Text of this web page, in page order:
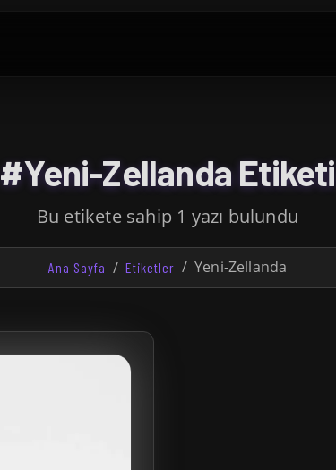
#Yeni-Zellanda Etiketi
Bu etikete sahip 1 yazı bulundu
Ana Sayfa Etiketler Yeni-Zellanda